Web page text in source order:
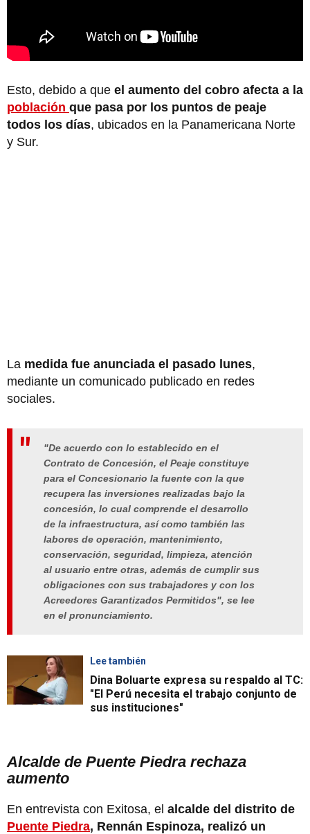
Esto, debido a que el aumento del cobro afecta a la
población que pasa por los puntos de peaje
todos los días, ubicados en la Panamericana Norte
y Sur.
La medida fue anunciada el pasado lunes,
mediante un comunicado publicado en redes
sociales.
"De acuerdo con lo establecido en el
Contrato de Concesión, el Peaje constituye
para el Concesionario la fuente con la que
recupera las inversiones realizadas bajo la
concesión, lo cual comprende el desarrollo
de la infraestructura, así como también las
labores de operación, mantenimiento,
conservación, seguridad, limpieza, atención
al usuario entre otras, además de cumplir sus
obligaciones con sus trabajadores y con los
Acreedores Garantizados Permitidos", se lee
en el pronunciamiento.
Lee también
Dina Boluarte expresa su respaldo al TC:
"El Perú necesita el trabajo conjunto de
sus instituciones"
Alcalde de Puente Piedra rechaza
aumento
En entrevista con Exitosa, el alcalde del distrito de
Puente Piedra, Rennán Espinoza, realizó un